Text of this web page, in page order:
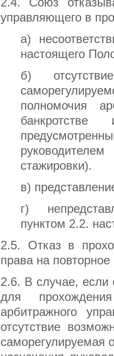
управляющего в
а)
настоящего
б)
полномочия
банкротстве
стажировки).
в)
г)
пунктом 2.2.
2.5. Отказ в
права на
2.6. В случае, если
для
арбитражного
отсутствие
саморегулируемая